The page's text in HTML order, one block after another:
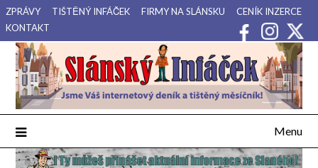
Přejdi
na
obsah
ZPRÁVY TIŠTĚNÝ INFÁČEK FIRMY NA SLÁNSKU
CENÍK INZERCE
KONTAKT
Slánský Infáček
Váš internetový deník a tištěný měsíčník pro Slánsko, Kladensko
a Lounsko.
Menu